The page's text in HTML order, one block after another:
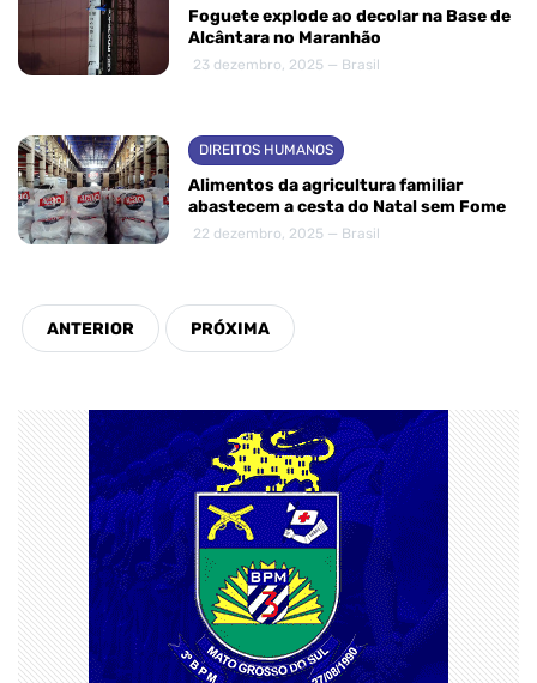
Foguete explode ao decolar na Base de
Alcântara no Maranhão
23 dezembro, 2025 — Brasil
DIREITOS HUMANOS
Alimentos da agricultura familiar
abastecem a cesta do Natal sem Fome
22 dezembro, 2025 — Brasil